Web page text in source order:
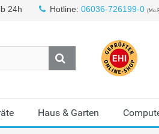
24h Hotline: 06036-726199-0 (Mo-
Haus & Garten